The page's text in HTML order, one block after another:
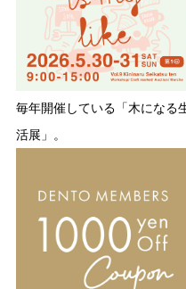
毎年開催している「木になる
活展」。